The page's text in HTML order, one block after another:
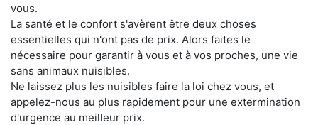
vous.
La santé et le confort s'avèrent être deux choses
essentielles qui n'ont pas de prix. Alors faites le
nécessaire pour garantir à vous et à vos proches, une vie
sans animaux nuisibles.
Ne laissez plus les nuisibles faire la loi chez vous, et
appelez-nous au plus rapidement pour une extermination
d'urgence au meilleur prix.